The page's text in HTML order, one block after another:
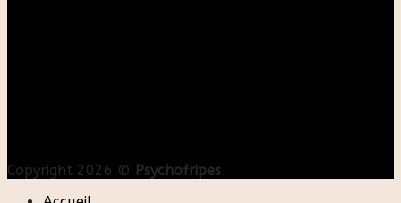
Copyright 2026 © Psychofripes